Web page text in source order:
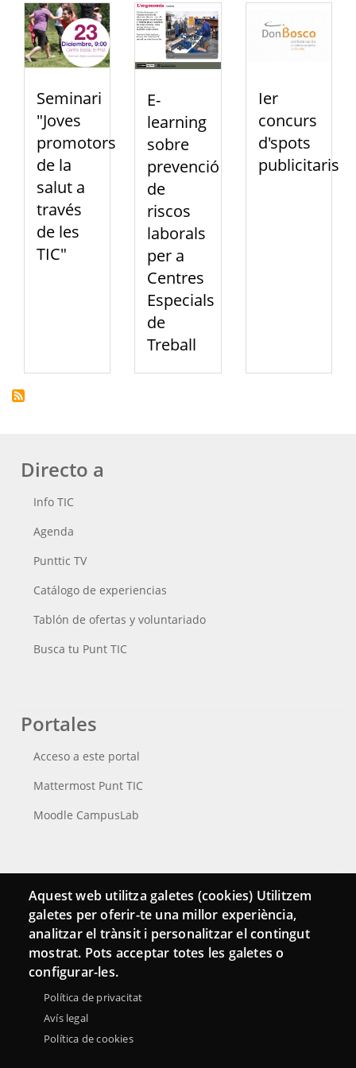
Seminari
"Joves
promotors
de la
salut a
través
de les
TIC"
E-
learning
sobre
prevenció
de
riscos
laborals
per a
Centres
Especials
de
Treball
Ier
concurs
d'spots
publicitaris
Directo a
Info TIC
Agenda
Punttic TV
Catálogo de experiencias
Tablón de ofertas y voluntariado
Busca tu Punt TIC
Portales
Acceso a este portal
Mattermost Punt TIC
Moodle CampusLab
Conecta
Contacto
Hemeroteca
Aquest web utilitza galetes (cookies) Utilitzem
galetes per oferir-te una millor experiència,
analitzar el trànsit i personalitzar el contingut
mostrat. Pots acceptar totes les galetes o
configurar-les.
Política de privacitat
Avís legal
Política de cookies